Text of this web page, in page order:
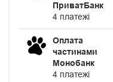
ПриватБанк
4 платежі
Оплата
частинами
Монобанк
4 платежі